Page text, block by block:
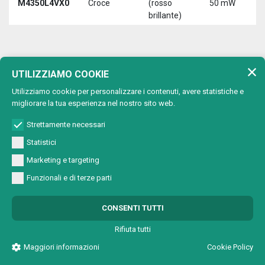
M4350L4VX0 Croce
(rosso
brillante)
50 mW
Lunghezza d'onda:650 nm (rosso)
Tipo di
proiezione
Lunghezza
M4501A2VC0 Cerchio
Linea
650 nm
(rosso)
M4501A2VX0 Croce 1 mW
UTILIZZIAMO COOKIE
Utilizziamo cookie per personalizzare i contenuti, avere statistiche e
migliorare la tua esperienza nel nostro sito web.
Strettamente necessari
Statistici
Marketing e targeting
Funzionali e di terze parti
CONSENTI TUTTI
Rifiuta tutti
Maggiori informazioni
Cookie Policy